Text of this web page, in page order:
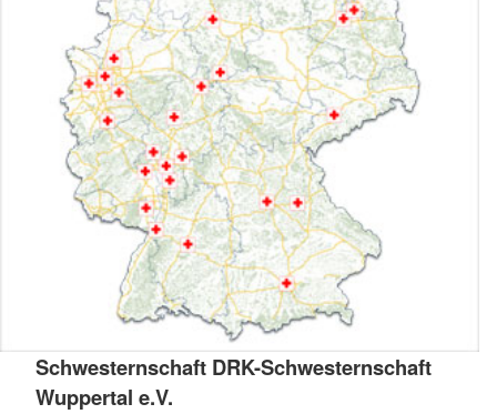
Schwesternschaft DRK-Schwesternschaft
Wuppertal e.V.